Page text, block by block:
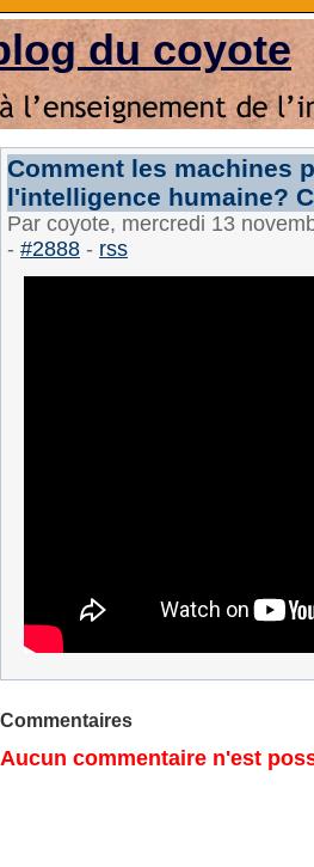
du coyote
Comment les machines
l'intelligence humaine?
Par coyote, mercredi 13
- #2888 - rss
Commentaires
Aucun commentaire n'est